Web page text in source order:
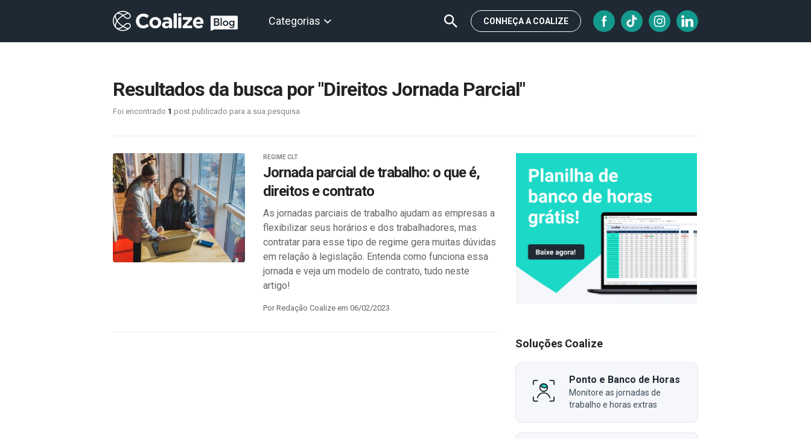
Categorias CONHEÇA A COALIZE
Resultados da busca por "Direitos Jornada Parcial"
Foi encontrado 1 post publicado para a sua pesquisa
REGIME CLT
Jornada parcial de trabalho: o que é,
direitos e contrato
As jornadas parciais de trabalho ajudam as empresas a
flexibilizar seus horários e dos trabalhadores, mas
contratar para esse tipo de regime gera muitas dúvidas
em relação à legislação. Entenda como funciona essa
jornada e veja um modelo de contrato, tudo neste
artigo!
Por Redação Coalize em 06/02/2023
Soluções Coalize
Ponto e Banco de Horas
Monitore as jornadas de
trabalho e horas extras